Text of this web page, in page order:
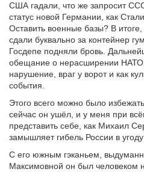
США гадали, что же запросит
статус новой Германии, как
Оставить военные базы? В
сдали буквально за контейнер
Госдепе подняли бровь.
обещание о нерасширении
нарушение, враг у ворот и как
события.
Этого всего можно было
сейчас он ушёл, и у меня при
представить себе, как Михаил
замышляет гибель России в
С его южным гэканьем,
Максимовной он был человеком